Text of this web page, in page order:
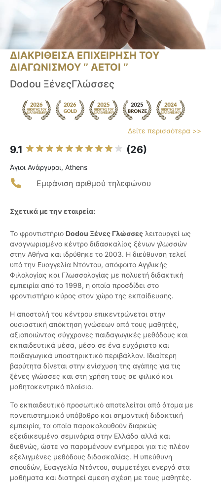
ΔΙΑΚΡΙΘΕΙΣΑ ΕΠΙΧΕΙΡΗΣΗ ΤΟΥ
ΔΙΑΓΩΝΙΣΜΟΥ ‘’ ΑΕΤΟΙ ‘’
Dodou ΞένεςΓλώσσες
Δείτε περισσότερα >>
9.1 (26)
Άγιοι Ανάργυροι, Athens
Εμφάνιση αριθμού τηλεφώνου
Σχετικά με την εταιρεία:
Το φροντιστήριο Dodou Ξένες Γλώσσες λειτουργεί ως
αναγνωρισμένο κέντρο διδασκαλίας ξένων γλωσσών
στην Αθήνα και ιδρύθηκε το 2003. Η διεύθυνση τελεί
υπό την Ευαγγελία Ντόντου, απόφοιτο Αγγλικής
Φιλολογίας και Γλωσσολογίας με πολυετή διδακτική
εμπειρία από το 1998, η οποία προσδίδει στο
φροντιστήριο κύρος στον χώρο της εκπαίδευσης.
Η αποστολή του κέντρου επικεντρώνεται στην
ουσιαστική απόκτηση γνώσεων από τους μαθητές,
αξιοποιώντας σύγχρονες παιδαγωγικές μεθόδους και
εκπαιδευτικά μέσα, μέσα σε ένα ευχάριστο και
παιδαγωγικά υποστηρικτικό περιβάλλον. Ιδιαίτερη
βαρύτητα δίνεται στην ενίσχυση της αγάπης για τις
ξένες γλώσσες και στη χρήση τους σε φιλικό και
μαθητοκεντρικό πλαίσιο.
Το εκπαιδευτικό προσωπικό αποτελείται από άτομα με
πανεπιστημιακό υπόβαθρο και σημαντική διδακτική
εμπειρία, τα οποία παρακολουθούν διαρκώς
εξειδικευμένα σεμινάρια στην Ελλάδα αλλά και
διεθνώς, ώστε να παραμένουν ενήμεροι για τις πλέον
εξελιγμένες μεθόδους διδασκαλίας. Η υπεύθυνη
σπουδών, Ευαγγελία Ντόντου, συμμετέχει ενεργά στα
μαθήματα και διατηρεί άμεση σχέση με τους μαθητές.